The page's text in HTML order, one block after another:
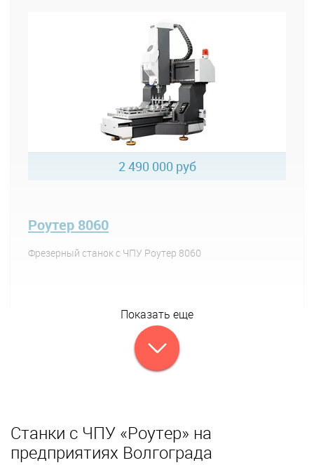
2 490 000 руб
Роутер 8060
Фрезерный станок с ЧПУ Роутер 8060
Показать еще
Станки с ЧПУ «Роутер» на
предприятиях Волгограда